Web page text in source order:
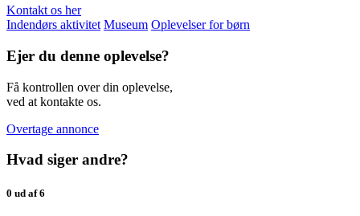
Kontakt os her
Indendørs aktivitet Museum Oplevelser for børn
Ejer du denne oplevelse?
Få kontrollen over din oplevelse,
ved at kontakte os.
Overtage annonce
Hvad siger andre?
0 ud af 6